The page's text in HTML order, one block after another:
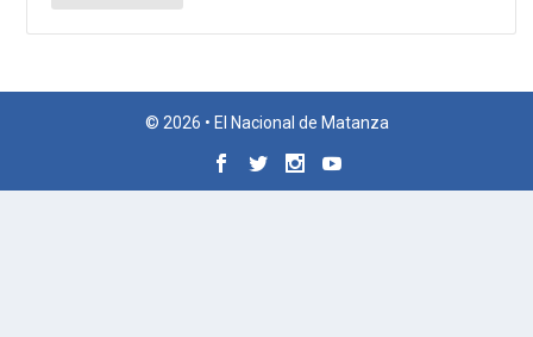
© 2026 • El Nacional de Matanza